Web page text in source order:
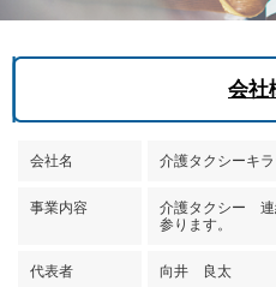
会社
会社名 介護タクシーキラ
事業内容
介護タクシー 連
参ります。
代表者 向井 良太